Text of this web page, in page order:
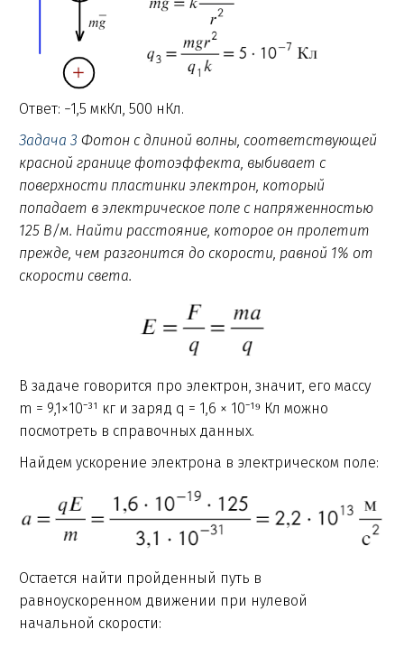
Ответ: −1,5 мкКл, 500 нКл.
Задача 3 Фотон с длиной волны, соответствующей
красной границе фотоэффекта, выбивает с
поверхности пластинки электрон, который
попадает в электрическое поле с напряженностью
125 В/м. Найти расстояние, которое он пролетит
прежде, чем разгонится до скорости, равной 1% от
скорости света.
В задаче говорится про электрон, значит, его массу
m = 9,1×10⁻³¹ кг и заряд q = 1,6 × 10⁻¹⁹ Кл можно
посмотреть в справочных данных.
Найдем ускорение электрона в электрическом поле:
Остается найти пройденный путь в
равноускоренном движении при нулевой
начальной скорости: